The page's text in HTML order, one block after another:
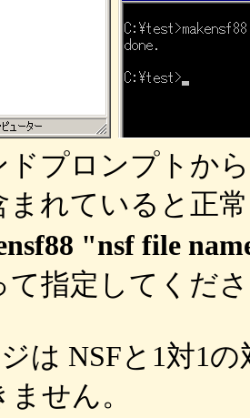
プロンプトから
まれていると正
"nsf file
て指定してくだ
は NSFと1対1
せん。